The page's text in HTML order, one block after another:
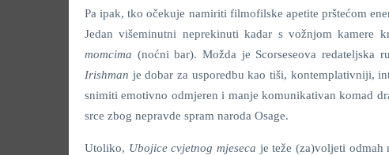
Pa ipak, tko očekuje namiriti filmofilske apetite prštećom
Jedan višeminutni neprekinuti kadar s vožnjom kamere
momcima (noćni bar). Možda je Scorseseova
Irishman je dobar za usporedbu kao tiši, kontemplativniji,
snimiti emotivno odmjeren i manje komunikativan komad
srce zbog nepravde spram naroda Osage.
Utoliko, Ubojice cvjetnog mjeseca je teže (za)voljeti